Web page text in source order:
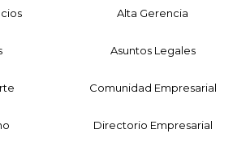
Alta Gerencia
Asuntos Legales
Comunidad Empresarial
Directorio Empresarial